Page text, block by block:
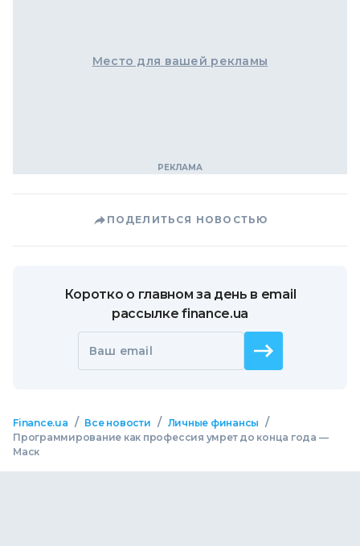
Место для вашей рекламы
ПОДЕЛИТЬСЯ НОВОСТЬЮ
Коротко о главном за день в email
рассылке finance.ua
Ваш email
Finance.ua / Все новости / Личные финансы /
Программирование как профессия умрет до конца года —
Маск